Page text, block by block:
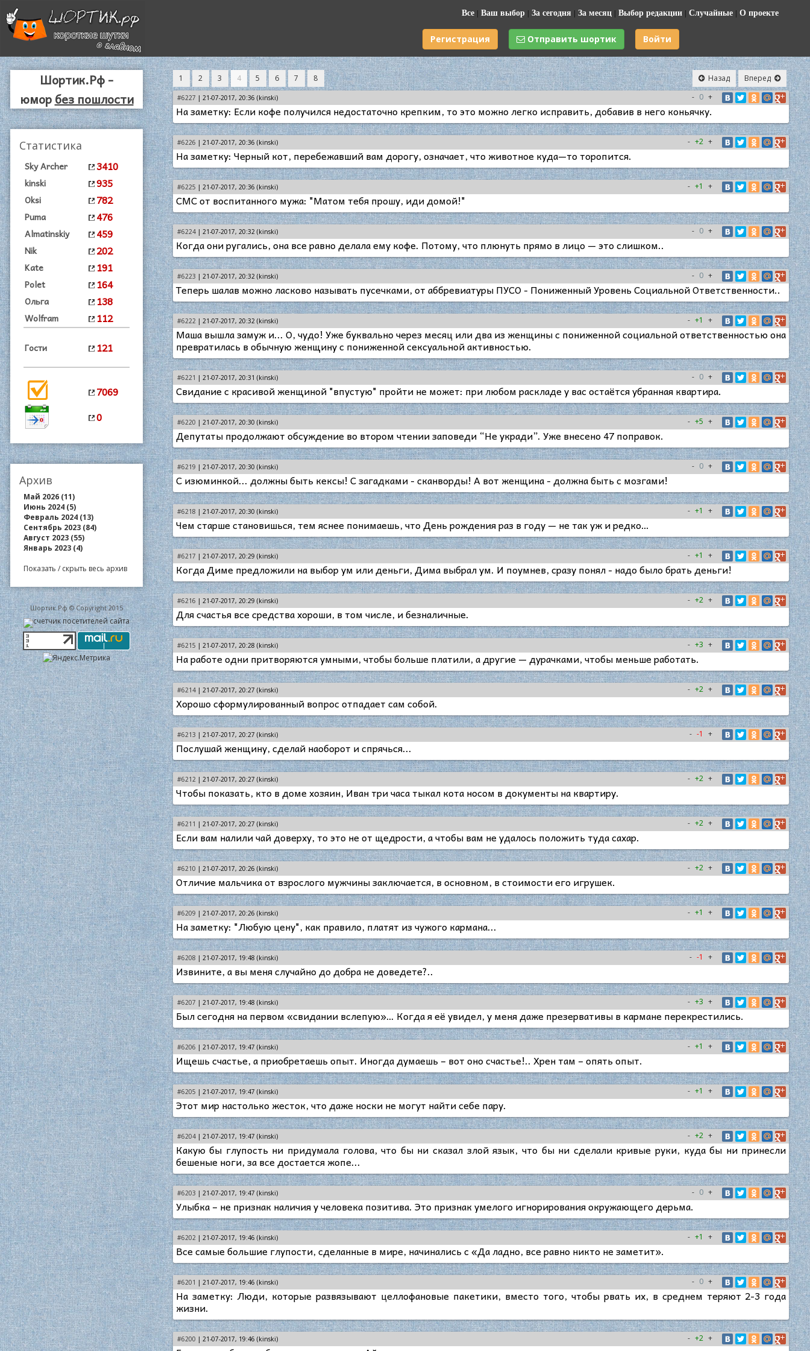
Все | Ваш выбор | За сегодня | За месяц | Выбор редакции | Случайные | О проекте
Регистрация Отправить шортик Войти
Шортик.Рф -
юморбез пошлости
Статистика
Sky Archer 3410
kinski 935
Oksi 782
Puma 476
Almatinskiy 459
Nik 202
Kate 191
Polet 164
Ольга 138
Wolfram 112
Гости 121
7069
0
Архив
Май 2026 (11)
Июнь 2024 (5)
Февраль 2024 (13)
Сентябрь 2023 (84)
Август 2023 (55)
Январь 2023 (4)
Показать / скрыть весь архив
Шортик.Рф © Copyright 2015
1 2 3 4 5 6 7 8 Назад Вперед
#6227 | 21-07-2017, 20:36 (kinski) - 0 +
На заметку: Если кофе получился недостаточно крепким, то это можно легко исправить, добавив в него коньячку.
#6226 | 21-07-2017, 20:36 (kinski) - +2 +
На заметку: Черный кот, перебежавший вам дорогу, означает, что животное куда—то торопится.
#6225 | 21-07-2017, 20:36 (kinski) - +1 +
СМС от воспитанного мужа: "Матом тебя прошу, иди домой!"
#6224| 21-07-2017, 20:32 (kinski) - 0 +
Когда они ругались, она все равно делала ему кофе. Потому, что плюнуть прямо в лицо — это слишком..
#6223 | 21-07-2017, 20:32 (kinski) - 0 +
Теперь шалав можно ласково называть пусечками, от аббревиатуры ПУСО - Пониженный Уровень Социальной Ответственности..
#6222| 21-07-2017, 20:32 (kinski) - +1 +
Маша вышла замуж и... О, чудо! Уже буквально через месяц или два из женщины с пониженной социальной ответственностью она
превратилась в обычную женщину с пониженной сексуальной активностью.
#6221 | 21-07-2017, 20:31 (kinski) - 0 +
Свидание с красивой женщиной "впустую" пройти не может: при любом раскладе у вас остаётся убранная квартира.
#6220 | 21-07-2017, 20:30 (kinski) - +5 +
Депутаты продолжают обсуждение во втором чтении заповеди “Не укради”. Уже внесено 47 поправок.
#6219 | 21-07-2017, 20:30 (kinski) - 0 +
С изюминкой... должны быть кексы! С загадками - сканворды! А вот женщина - должна быть с мозгами!
#6218 | 21-07-2017, 20:30 (kinski) - +1 +
Чем старше становишься, тем яснее понимаешь, что День рождения раз в году — не так уж и редко…
#6217 | 21-07-2017, 20:29 (kinski) - +1 +
Когда Диме предложили на выбор ум или деньги, Дима выбрал ум. И поумнев, сразу понял - надо было брать деньги!
#6216 | 21-07-2017, 20:29 (kinski) - +2 +
Для счастья все средства хороши, в том числе, и безналичные.
#6215 | 21-07-2017, 20:28 (kinski) - +3 +
На работе одни притворяются умными, чтобы больше платили, а другие — дурачками, чтобы меньше работать.
#6214| 21-07-2017, 20:27 (kinski) - +2 +
Хорошо сформулированный вопрос отпадает сам собой.
#6213 | 21-07-2017, 20:27 (kinski) - -1 +
Послушай женщину, сделай наоборот и спрячься...
#6212| 21-07-2017, 20:27 (kinski) - +2 +
Чтобы показать, кто в доме хозяин, Иван три часа тыкал кота носом в документы на квартиру.
#6211 | 21-07-2017, 20:27 (kinski) - +2 +
Если вам налили чай доверху, то это не от щедрости, а чтобы вам не удалось положить туда сахар.
#6210 | 21-07-2017, 20:26 (kinski) - +2 +
Отличие мальчика от взрослого мужчины заключается, в основном, в стоимости его игрушек.
#6209 | 21-07-2017, 20:26 (kinski) - +1 +
На заметку: "Любую цену", как правило, платят из чужого кармана...
#6208 | 21-07-2017, 19:48 (kinski) - -1 +
Извините, а вы меня случайно до добра не доведете?..
#6207 | 21-07-2017, 19:48 (kinski) - +3 +
Был сегодня на первом «свидании вслепую»… Когда я её увидел, у меня даже презервативы в кармане перекрестились.
#6206 | 21-07-2017, 19:47 (kinski) - +1 +
Ищешь счастье, а приобретаешь опыт. Иногда думаешь – вот оно счастье!.. Хрен там – опять опыт.
#6205 | 21-07-2017, 19:47 (kinski) - +1 +
Этот мир настолько жесток, что даже носки не могут найти себе пару.
#6204| 21-07-2017, 19:47 (kinski) - +2 +
Какую бы глупость ни придумала голова, что бы ни сказал злой язык, что бы ни сделали кривые руки, куда бы ни принесли
бешеные ноги, за все достается жопе...
#6203 | 21-07-2017, 19:47 (kinski) - 0 +
Улыбка – не признак наличия у человека позитива. Это признак умелого игнорирования окружающего дерьма.
#6202| 21-07-2017, 19:46 (kinski) - +1 +
Все самые большие глупости, сделанные в мире, начинались с «Да ладно, все равно никто не заметит».
#6201 | 21-07-2017, 19:46 (kinski) - 0 +
На заметку: Люди, которые развязывают целлофановые пакетики, вместо того, чтобы рвать их, в среднем теряют 2-3 года
жизни.
#6200 | 21-07-2017, 19:46 (kinski) - +2 +